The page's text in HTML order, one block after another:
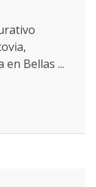
Bellas ...